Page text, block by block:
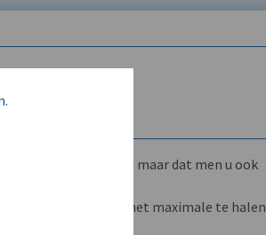
leren kennen maar dat men u ook
mnd en dVO helpt u het maximale te halen